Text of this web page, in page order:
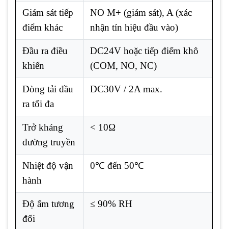
Giám sát tiếp
điểm khác
NO M+ (giám sát), A (xác
nhận tín hiệu đầu vào)
Đầu ra điều
khiển
DC24V hoặc tiếp điểm khô
(COM, NO, NC)
Dòng tải đầu
ra tối đa
DC30V / 2A max.
Trở kháng
đường truyền
< 10Ω
Nhiệt độ vận
hành
0℃ đến 50℃
Độ ẩm tương
đối
≤ 90% RH